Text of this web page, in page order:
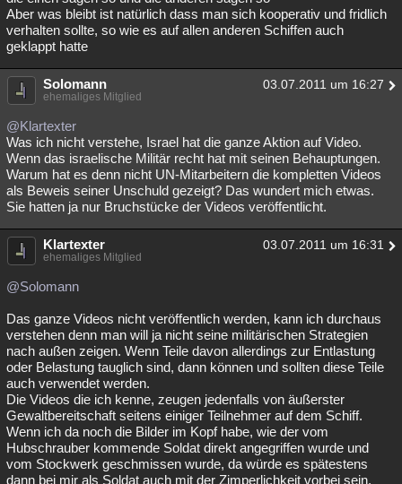
Aber was bleibt ist natürlich dass man sich kooperativ und fridlich
verhalten sollte, so wie es auf allen anderen Schiffen auch
geklappt hatte
Solomann 03.07.2011 um 16:27
ehemaliges Mitglied
@Klartexter
Was ich nicht verstehe, Israel hat die ganze Aktion auf Video.
Wenn das israelische Militär recht hat mit seinen Behauptungen.
Warum hat es denn nicht UN-Mitarbeitern die kompletten Videos
als Beweis seiner Unschuld gezeigt? Das wundert mich etwas.
Sie hatten ja nur Bruchstücke der Videos veröffentlicht.
Klartexter 03.07.2011 um 16:31
ehemaliges Mitglied
@Solomann
Das ganze Videos nicht veröffentlich werden, kann ich durchaus
verstehen denn man will ja nicht seine militärischen Strategien
nach außen zeigen. Wenn Teile davon allerdings zur Entlastung
oder Belastung tauglich sind, dann können und sollten diese Teile
auch verwendet werden.
Die Videos die ich kenne, zeugen jedenfalls von äußerster
Gewaltbereitschaft seitens einiger Teilnehmer auf dem Schiff.
Wenn ich da noch die Bilder im Kopf habe, wie der vom
Hubschrauber kommende Soldat direkt angegriffen wurde und
vom Stockwerk geschmissen wurde, da würde es spätestens
dann bei mir als Soldat auch mit der Zimperlichkeit vorbei sein.